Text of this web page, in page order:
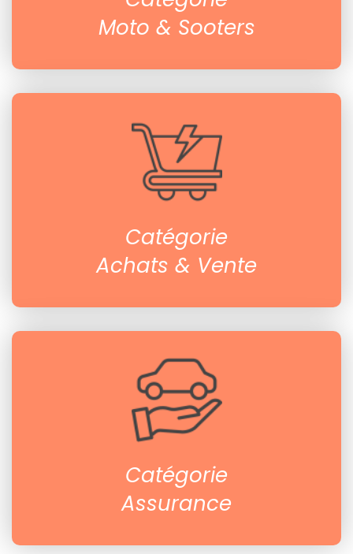
Moto & Sooters
Catégorie
Achats & Vente
Catégorie
Assurance